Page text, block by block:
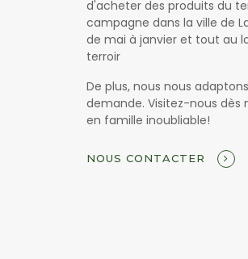
d'acheter des produits du
campagne dans la ville de
de mai à janvier et tout au
terroir
De plus, nous nous
demande. Visitez-nous
en famille inoubliable!
NOUS CONTACTER